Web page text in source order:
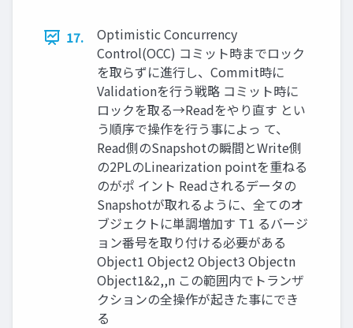
17.
Optimistic Concurrency
Control(OCC) コミット時までロック
を取らずに進行し、Commit時に
Validationを行う戦略 コミット時に
ロックを取る→Readをやり直す とい
う順序で操作を行う事によっ て、
Read側のSnapshotの瞬間とWrite側
の2PLのLinearization pointを重ねる
のがポ イント Readされるデータの
Snapshotが取れるように、全てのオ
ブジェクトに単調増加す T1 るバージ
ョン番号を取り付ける必要がある
Object1 Object2 Object3 Objectn
Object1&2,,n この範囲内でトランザ
クションの全操作が起きた事にでき
る